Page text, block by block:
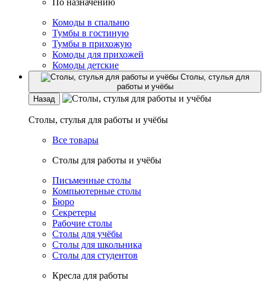
По назначению
Комоды в спальню
Тумбы в гостиную
Тумбы в прихожую
Комоды для прихожей
Комоды детские
Столы, стулья для
работы и учёбы
Назад
Столы, стулья для работы и учёбы
Все товары
Столы для работы и учёбы
Письменные столы
Компьютерные столы
Бюро
Секретеры
Рабочие столы
Столы для учёбы
Столы для школьника
Столы для студентов
Кресла для работы